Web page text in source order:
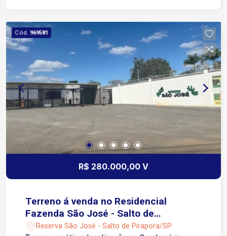
Área fireplay (lareira externa) Garagem para 4
vagas Banheiro externo próximo a piscina Lavabo
amplo Casa moderna bem arejada com varandas.
Canteiro verde ao lado dos muros.
Cód. 969581
R$ 280.000,00 V
Terreno á venda no Residencial
Fazenda São José - Salto de
Pirapora/SP
Reserva São José - Salto de Pirapora/SP